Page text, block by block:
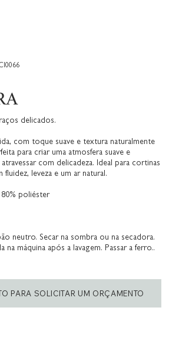
delicados.
com toque suave e textura naturalmente
para criar uma atmosfera suave e
com delicadeza. Ideal para cortinas
leveza e um ar natural.
poliéster
neutro. Secar na sombra ou na secadora.
máquina após a lavagem. Passar a ferro..
PARA SOLICITAR UM ORÇAMENTO